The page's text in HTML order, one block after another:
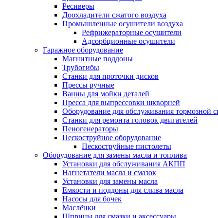
Ресиверы
Доохладители сжатого воздуха
Промышленные осушители воздуха
Рефрижераторные осушители
Адсорбционные осушители
Гаражное оборудование
Магнитные поддоны
Трубогибы
Станки для проточки дисков
Прессы ручные
Ванны для мойки деталей
Пресса для выпрессовки шкворней
Оборудование для обслуживания тормозной
Станки для ремонта головок двигателей
Пеногенераторы
Пескоструйное оборудование
Пескоструйные пистолеты
Оборудование для замены масла и топлива
Установки для обслуживания АКПП
Нагнетатели масла и смазок
Установки для замены масла
Емкости и поддоны для слива масла
Насосы для бочек
Маслёнки
Шприцы для смазки и аксессуары